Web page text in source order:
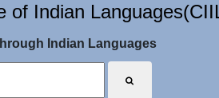
of Indian
Indian Languages